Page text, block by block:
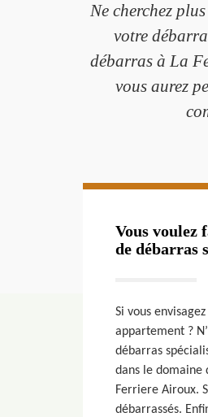
Ne cherchez
votre
débarras à La
vous aurez
Vous voulez
de débarras
Si vous
appartement ?
débarras
dans le domaine
Ferriere Airoux.
débarrassés.